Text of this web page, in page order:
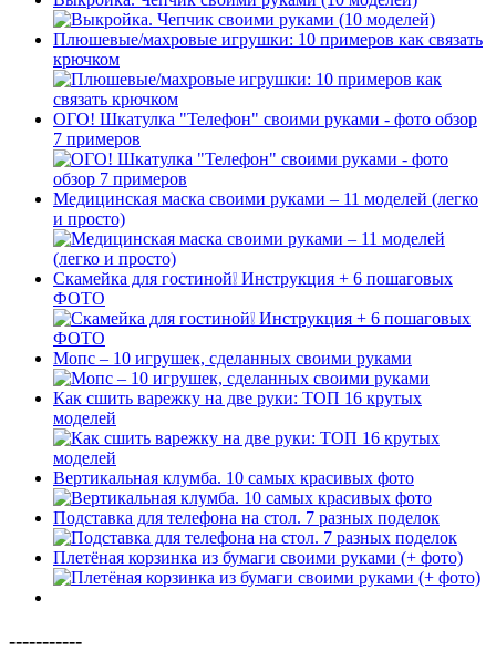
Плюшевые/махровые игрушки: 10 примеров как связать
крючком
ОГО! Шкатулка "Телефон" своими руками - фото обзор
7 примеров
Медицинская маска своими руками – 11 моделей (легко
и просто)
Скамейка для гостиной❕ Инструкция + 6 пошаговых
ФОТО
Мопс – 10 игрушек, сделанных своими руками
Как сшить варежку на две руки: ТОП 16 крутых
моделей
Вертикальная клумба. 10 самых красивых фото
Подставка для телефона на стол. 7 разных поделок
Плетёная корзинка из бумаги своими руками (+ фото)
-----------